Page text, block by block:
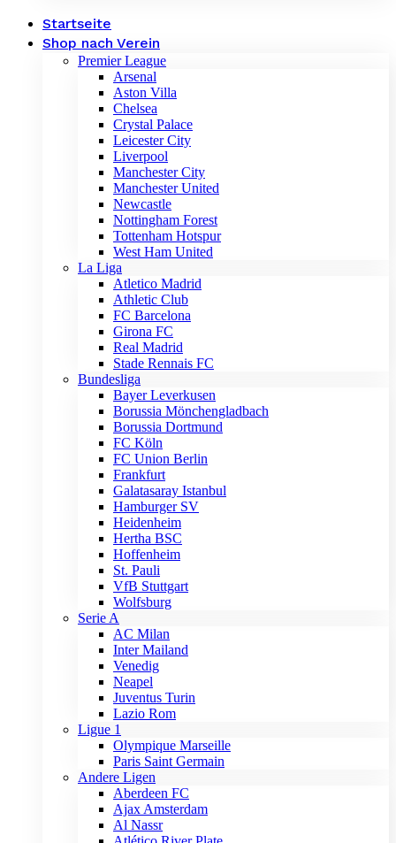
Startseite
Shop nach Verein
Premier League
Arsenal
Aston Villa
Chelsea
Crystal Palace
Leicester City
Liverpool
Manchester City
Manchester United
Newcastle
Nottingham Forest
Tottenham Hotspur
West Ham United
La Liga
Atletico Madrid
Athletic Club
FC Barcelona
Girona FC
Real Madrid
Stade Rennais FC
Bundesliga
Bayer Leverkusen
Borussia Mönchengladbach
Borussia Dortmund
FC Köln
FC Union Berlin
Frankfurt
Galatasaray Istanbul
Hamburger SV
Heidenheim
Hertha BSC
Hoffenheim
St. Pauli
VfB Stuttgart
Wolfsburg
Serie A
AC Milan
Inter Mailand
Venedig
Neapel
Juventus Turin
Lazio Rom
Ligue 1
Olympique Marseille
Paris Saint Germain
Andere Ligen
Aberdeen FC
Ajax Amsterdam
Al Nassr